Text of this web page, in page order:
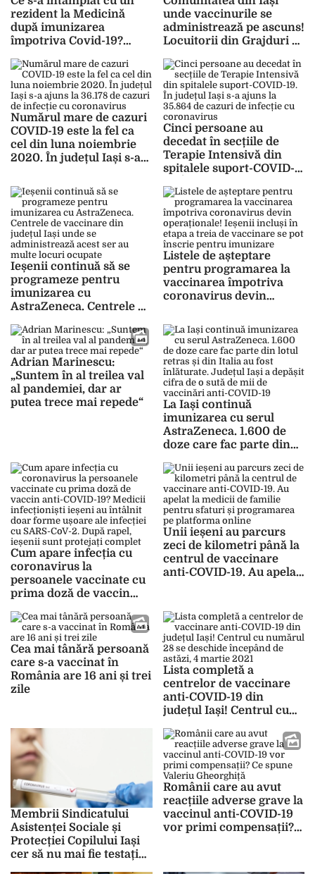
rezident la Medicină
după imunizarea
împotriva Covid-19?
nu mai afectează grav
persoanele
unde vaccinurile se
administrează pe ascuns!
Locuitorii din Grajduri și
Evul Mediu. Bulibașa:
„Boala COVID-19 se teme
de țigani”
Numărul mare de cazuri
COVID-19 este la fel ca
cel din luna noiembrie
2020. În județul Iași s-a
de infecție cu
coronavirus
Cinci persoane au
decedat în secțiile de
Terapie Intensivă din
spitalele suport-COVID-
ajuns la 35.864 de cazuri
de infecție cu
coronavirus
Ieșenii continuă să se
programeze pentru
imunizarea cu
AstraZeneca. Centrele de
unde se administrează
acest ser au multe locuri
ocupate
Listele de așteptare
pentru programarea la
vaccinarea împotriva
coronavirus devin
incluși în etapa a treia de
vaccinare se pot înscrie
pentru imunizare
Adrian Marinescu:
„Suntem în al treilea val
al pandemiei, dar ar
putea trece mai repede“
La Iași continuă
imunizarea cu serul
AstraZeneca. 1.600 de
doze care fac parte din
au fost înlăturate.
Județul Iași a depășit
cifra de o sută de mii de
vaccinări anti-COVID-19
Cum apare infecția cu
coronavirus la
persoanele vaccinate cu
prima doză de vaccin
infecționiști ieșeni au
întâlnit doar forme
ușoare ale infecției cu
SARS-CoV-2. După rapel,
ieșenii sunt protejați
complet
Unii ieșeni au parcurs
zeci de kilometri până la
centrul de vaccinare
anti-COVID-19. Au apelat
programarea pe
platforma online
Cea mai tânără persoană
care s-a vaccinat în
România are 16 ani și trei
zile
Lista completă a
centrelor de vaccinare
anti-COVID-19 din
județul Iași! Centrul cu
începând de astăzi, 4
martie 2021
Membrii Sindicatului
Asistenței Sociale și
Protecției Copilului Iași
cer să nu mai fie testați
Românii care au avut
reacțiile adverse grave la
vaccinul anti-COVID-19
vor primi compensații?